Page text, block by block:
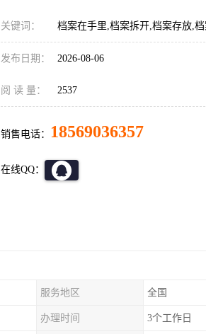
关键词： 档案在手里,档案拆开,档案存放,
发布日期： 2026-08-06
阅 读 量： 2537
销售电话： 18569036357
在线QQ：
服务地区 全国
办理时间 3个工作日